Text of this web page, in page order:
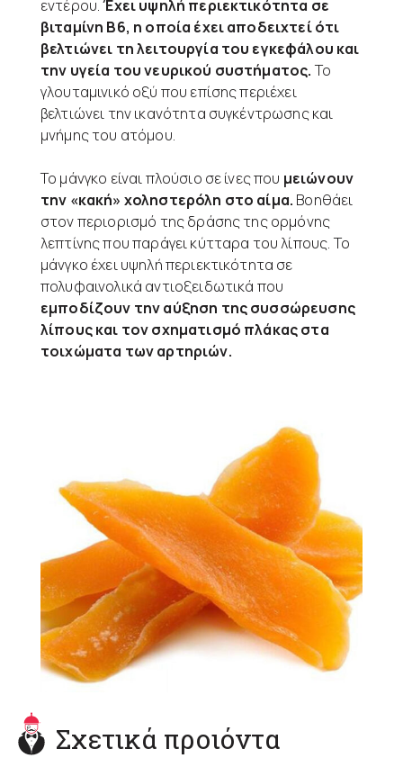
εντέρου.Έχει υψηλή περιεκτικότητα σε
βιταμίνη B6, η οποία έχει αποδειχτεί ότι
βελτιώνει τη λειτουργία του εγκεφάλου και
την υγεία του νευρικού συστήματος. Το
γλουταμινικό οξύ που επίσης περιέχει
βελτιώνει την ικανότητα συγκέντρωσης και
μνήμης του ατόμου.
Το μάνγκο είναι πλούσιο σε ίνες που μειώνουν
την «κακή» χοληστερόλη στο αίμα. Βοηθάει
στον περιορισμό της δράσης της ορμόνης
λεπτίνης που παράγει κύτταρα του λίπους. Το
μάνγκο έχει υψηλή περιεκτικότητα σε
πολυφαινολικά αντιοξειδωτικά που
εμποδίζουν την αύξηση της συσσώρευσης
λίπους και τον σχηματισμό πλάκας στα
τοιχώματα των αρτηριών.
Σχετικά προιόντα